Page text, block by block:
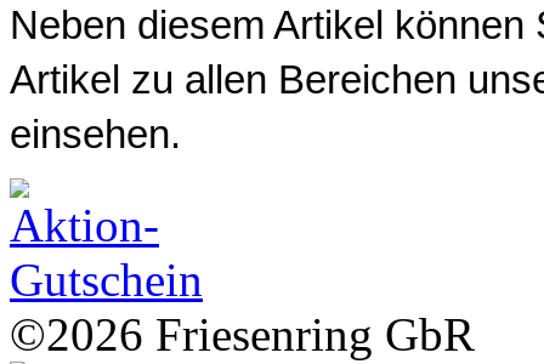
Neben diesem Artikel
Artikel zu allen Bereichen
einsehen.
©2026 Friesenring GbR